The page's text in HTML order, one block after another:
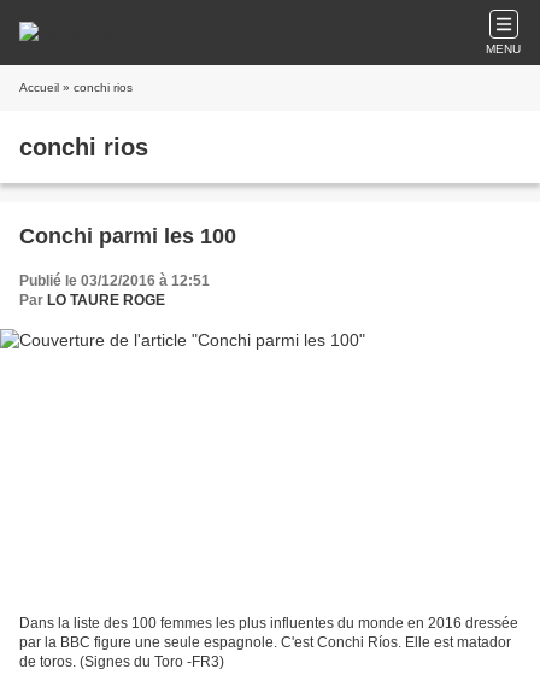
MENU
Accueil » conchi rios
conchi rios
Conchi parmi les 100
Publié le 03/12/2016 à 12:51
Par LO TAURE ROGE
Dans la liste des 100 femmes les plus influentes du monde en 2016 dressée
par la BBC figure une seule espagnole. C'est Conchi Ríos. Elle est matador
de toros. (Signes du Toro -FR3)